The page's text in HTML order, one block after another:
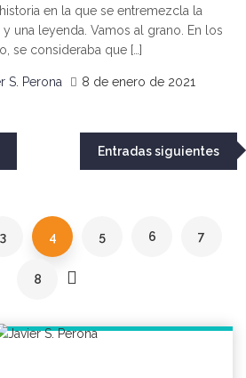
en la que se entremezcla la
una leyenda. Vamos al grano. En los
se consideraba que […]
S. Perona 8 de enero de 2021
Entradas siguientes
3 4 5 6 7
8